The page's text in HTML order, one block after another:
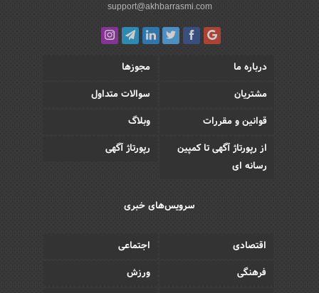
support@akhbarrasmi.com
درباره ما
مجوزها
مشتریان
سوالات متداول
قوانین و مقررات
وبلاگ
از رپورتاژ آگهی تا کمپین
رسانه ای
رپورتاژ آگهی
سرویس‌های خبری
اقتصادی
اجتماعی
فرهنگی
ورزش